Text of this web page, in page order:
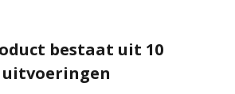
bestaat uit 10
uitvoeringen